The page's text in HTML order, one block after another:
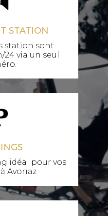
STATION
station sont
24 via un seul
idéal pour vos
Avoriaz